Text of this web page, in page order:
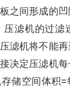
之间形成的
压滤机的过滤
滤机将不能再
决定压滤机
储空间体积=